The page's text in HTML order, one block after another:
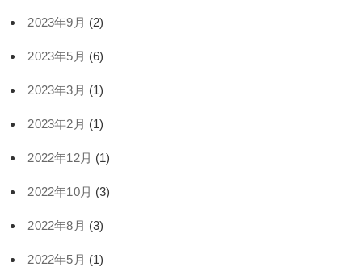
2023年9月 (2)
2023年5月 (6)
2023年3月 (1)
2023年2月 (1)
2022年12月 (1)
2022年10月 (3)
2022年8月 (3)
2022年5月 (1)